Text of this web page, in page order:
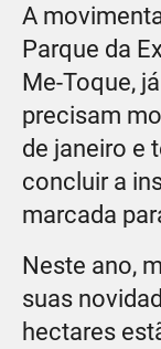
A
Parque da
Me-Toque,
precisam
de janeiro e
concluir a
marcada
Neste ano,
suas
hectares